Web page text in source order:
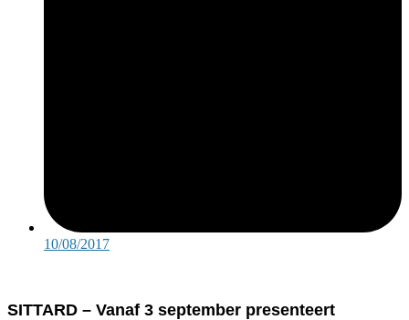
10/08/2017
SITTARD – Vanaf 3 september presenteert